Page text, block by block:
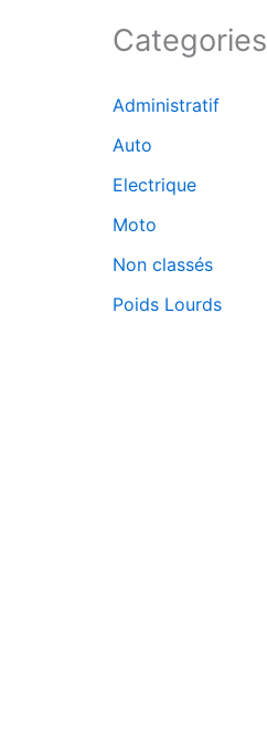
Categories
Administratif
Auto
Electrique
Moto
Non classés
Poids Lourds